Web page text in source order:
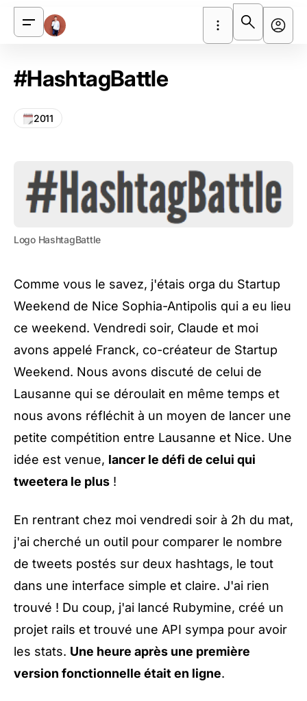
#HashtagBattle
2011
Logo HashtagBattle
Comme vous le savez, j'étais orga du Startup
Weekend de Nice Sophia-Antipolis qui a eu lieu
ce weekend. Vendredi soir, Claude et moi
avons appelé Franck, co-créateur de Startup
Weekend. Nous avons discuté de celui de
Lausanne qui se déroulait en même temps et
nous avons réfléchit à un moyen de lancer une
petite compétition entre Lausanne et Nice. Une
idée est venue, lancer le défi de celui qui
tweetera le plus !
En rentrant chez moi vendredi soir à 2h du mat,
j'ai cherché un outil pour comparer le nombre
de tweets postés sur deux hashtags, le tout
dans une interface simple et claire. J'ai rien
trouvé ! Du coup, j'ai lancé Rubymine, créé un
projet rails et trouvé une API sympa pour avoir
les stats. Une heure après une première
version fonctionnelle était en ligne.